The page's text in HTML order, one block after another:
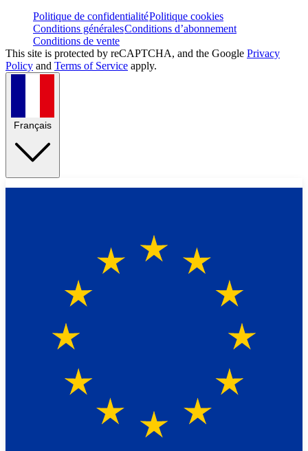
Politique de confidentialitéPolitique cookies
Conditions généralesConditions d’abonnement
Conditions de vente
This site is protected by reCAPTCHA, and the Google Privacy
Policy and Terms of Service apply.
Français